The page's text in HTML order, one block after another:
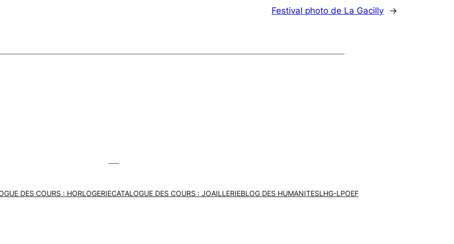
Festival photo de La Gacilly →
DES COURS : HORLOGERIECATALOGUE DES COURS : JOAILLERIEBLOG DES HUMANITESLHG-LPOEF